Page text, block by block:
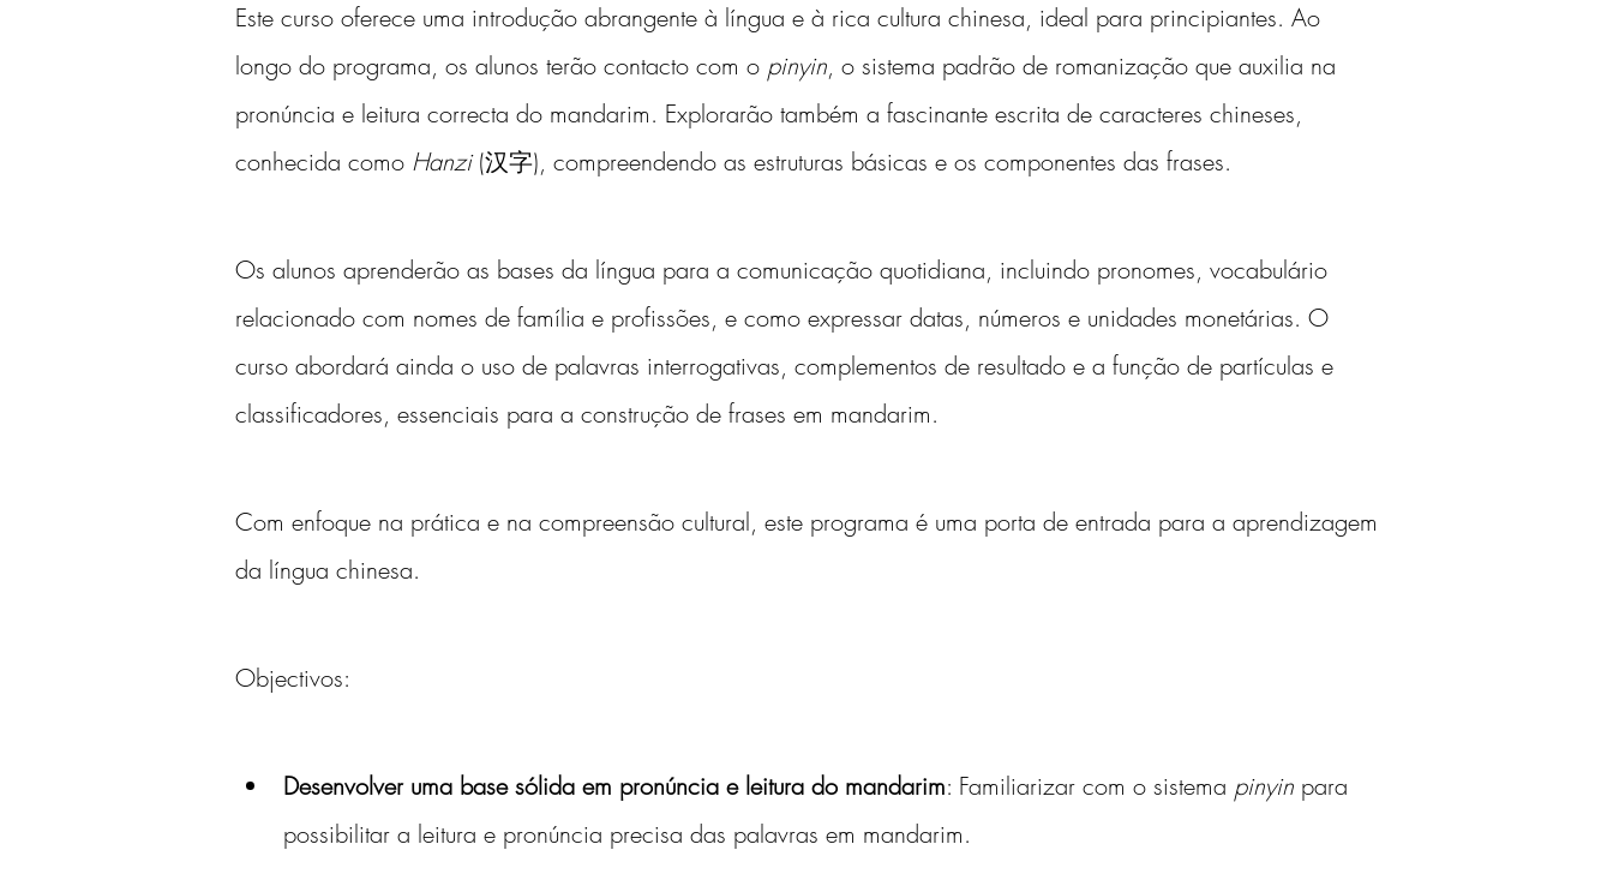
Este curso oferece uma introdução abrangente à língua e à rica cultura chinesa, ideal para principiantes. Ao
longo do programa, os alunos terão contacto com o pinyin, o sistema padrão de romanização que auxilia na
pronúncia e leitura correcta do mandarim. Explorarão também a fascinante escrita de caracteres chineses,
conhecida como Hanzi (汉字), compreendendo as estruturas básicas e os componentes das frases.
Os alunos aprenderão as bases da língua para a comunicação quotidiana, incluindo pronomes, vocabulário
relacionado com nomes de família e profissões, e como expressar datas, números e unidades monetárias. O
curso abordará ainda o uso de palavras interrogativas, complementos de resultado e a função de partículas e
classificadores, essenciais para a construção de frases em mandarim.
Com enfoque na prática e na compreensão cultural, este programa é uma porta de entrada para a aprendizagem
da língua chinesa.
Objectivos:
Desenvolver uma base sólida em pronúncia e leitura do mandarim: Familiarizar com o sistema pinyin para
possibilitar a leitura e pronúncia precisa das palavras em mandarim.